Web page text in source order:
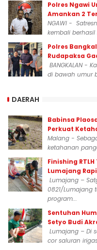
Polres Ngawi
Amankan 2
NGAWI -
kembali
Polres
Rudapaksa
BANGKALAN -
di bawah umur
DAERAH
Babinsa
Perkuat
Malang -
ketahanan
Finishing
Lumajang
Lumajang –
0821/Lumajang
program...
Sentuhan
Setyo Budi
Lumajang – Di
cor saluran